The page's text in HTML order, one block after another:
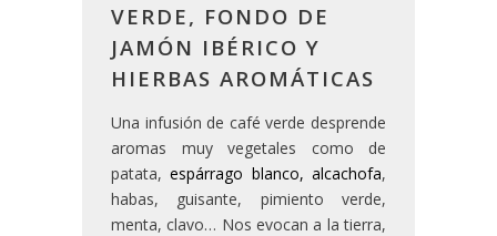
VERDE, FONDO DE
JAMÓN IBÉRICO Y
HIERBAS AROMÁTICAS
Una infusión de café verde desprende
aromas muy vegetales como de
patata,espárrago blanco,alcachofa,
habas, guisante, pimiento verde,
menta, clavo… Nos evocan a la tierra,